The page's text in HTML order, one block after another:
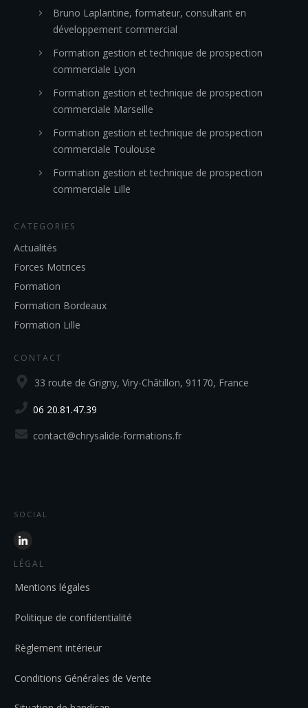
Bruno Laplantine, formateur, consultant en
développement commercial
Formation gestion et technique de prospection
commerciale Lyon
Formation gestion et technique de prospection
commerciale Marseille
Formation gestion et technique de prospection
commerciale Toulouse
Formation gestion et technique de prospection
commerciale Lille
CATEGORIES
Actualités
Forces Motrices
Formation
Formation Bordeaux
Formation Lille
CONTACT
33 route de Grigny, Viry-Châtillon, 91170, France
06 20.81.47.39
contact@chrysalide-formations.fr
SOCIAL
LÉGAL
Mentions légales
Politique de confidentialité
Règlement intérieur
Conditions Générales de Vente